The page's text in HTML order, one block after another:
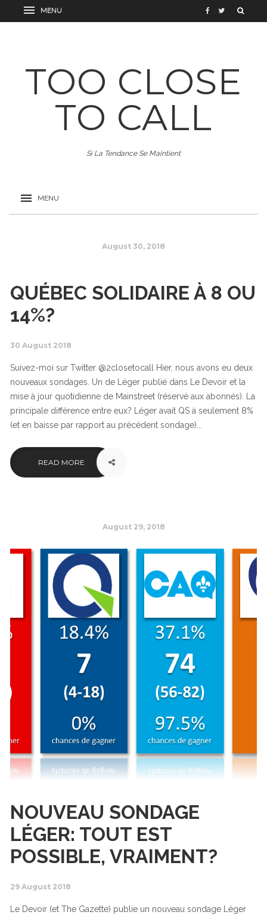
TOO CLOSE
TO CALL
Si La Tendance Se Maintient
August 30, 2018
QUÉBEC SOLIDAIRE À 8 OU
14%?
30 August 2018
Suivez-moi sur Twitter @2closetocall Hier, nous avons eu deux
nouveaux sondages. Un de Léger publié dans Le Devoir et la
mise à jour quotidienne de Mainstreet (réservé aux abonnés). La
principale différence entre eux? Léger avait QS à seulement 8%
(et en baisse par rapport au précédent sondage)...
READ MORE
August 29, 2018
NOUVEAU SONDAGE
LÉGER: TOUT EST
POSSIBLE, VRAIMENT?
29 August 2018
Le Devoir (et The Gazette) publie un nouveau sondage Léger